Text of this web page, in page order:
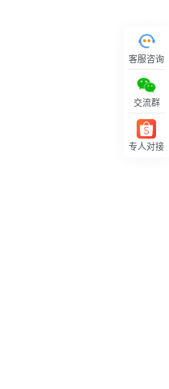
客服咨询
交流群
专人对接